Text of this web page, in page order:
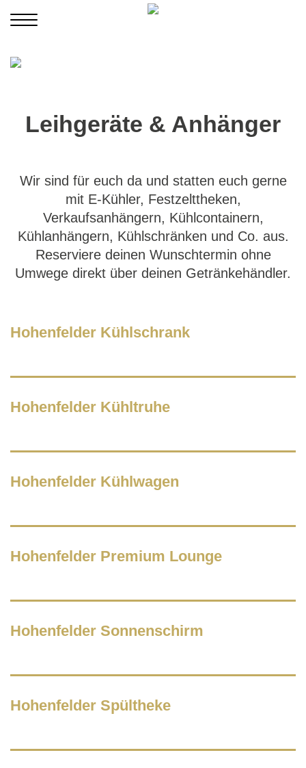
Leihgeräte & Anhänger
Wir sind für euch da und statten euch gerne
mit E-Kühler, Festzelttheken,
Verkaufsanhängern, Kühlcontainern,
Kühlanhängern, Kühlschränken und Co. aus.
Reserviere deinen Wunschtermin ohne
Umwege direkt über deinen Getränkehändler.
Hohenfelder Kühlschrank
Hohenfelder Kühltruhe
Hohenfelder Kühlwagen
Hohenfelder Premium Lounge
Hohenfelder Sonnenschirm
Hohenfelder Spültheke